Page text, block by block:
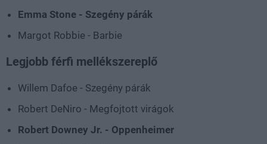
Emma Stone - Szegény párák
Margot Robbie - Barbie
Legjobb férfi mellékszereplő
Willem Dafoe - Szegény párák
Robert DeNiro - Megfojtott virágok
Robert Downey Jr. - Oppenheimer